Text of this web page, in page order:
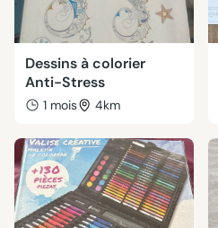
Dessins à colorier
Anti-Stress
1 mois 4km